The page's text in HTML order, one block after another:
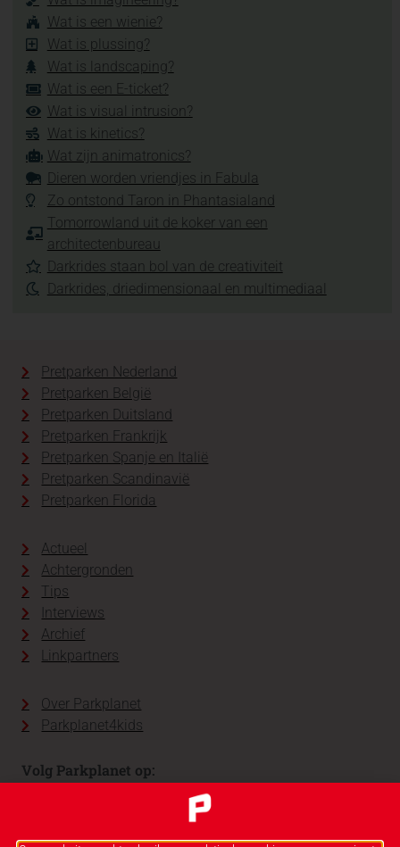
Wat is een wienie?
Wat is plussing?
Wat is landscaping?
Wat is een E-ticket?
Wat is visual intrusion?
Wat is kinetics?
Wat zijn animatronics?
Dieren worden vriendjes in Fabula
Zo ontstond Taron in Phantasialand
Tomorrowland uit de koker van een
architectenbureau
Darkrides staan bol van de creativiteit
Darkrides, driedimensionaal en multimediaal
Pretparken Nederland
Pretparken België
Pretparken Duitsland
Pretparken Frankrijk
Pretparken Spanje en Italië
Pretparken Scandinavië
Pretparken Florida
Actueel
Achtergronden
Tips
Interviews
Archief
Linkpartners
Over Parkplanet
Parkplanet4kids
Volg Parkplanet op: